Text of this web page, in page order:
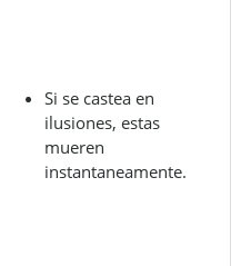
Si se castea en
ilusiones, estas
mueren
instantaneamente.